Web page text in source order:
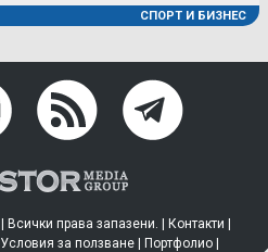
СПОРТ И БИЗНЕС
права запазени. | Контакти
Условия за ползване| Портфолио|